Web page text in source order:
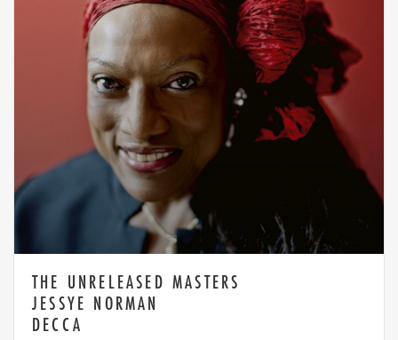
THE UNRELEASED MASTERS
JESSYE NORMAN
DECCA